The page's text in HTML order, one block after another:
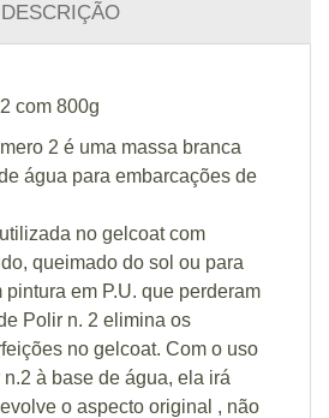
DESCRIÇÃO
com 800g
2 é uma massa branca
água para embarcações de
no gelcoat com
queimado do sol ou para
em P.U. que perderam
Polir n. 2 elimina os
no gelcoat. Com o uso
à base de água, ela irá
o aspecto original , não